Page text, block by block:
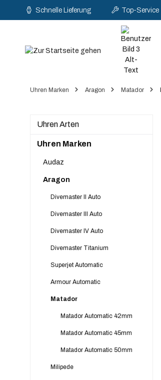
Zur Hauptnavigation springen
Schnelle Lieferung Top-Service
Uhren Marken Aragon Matador
Uhren Arten
Uhren Marken
Audaz
Aragon
Divemaster II Auto
Divemaster III Auto
Divemaster IV Auto
Divemaster Titanium
Superjet Automatic
Armour Automatic
Matador
Matador Automatic 42mm
Matador Automatic 45mm
Matador Automatic 50mm
Milipede